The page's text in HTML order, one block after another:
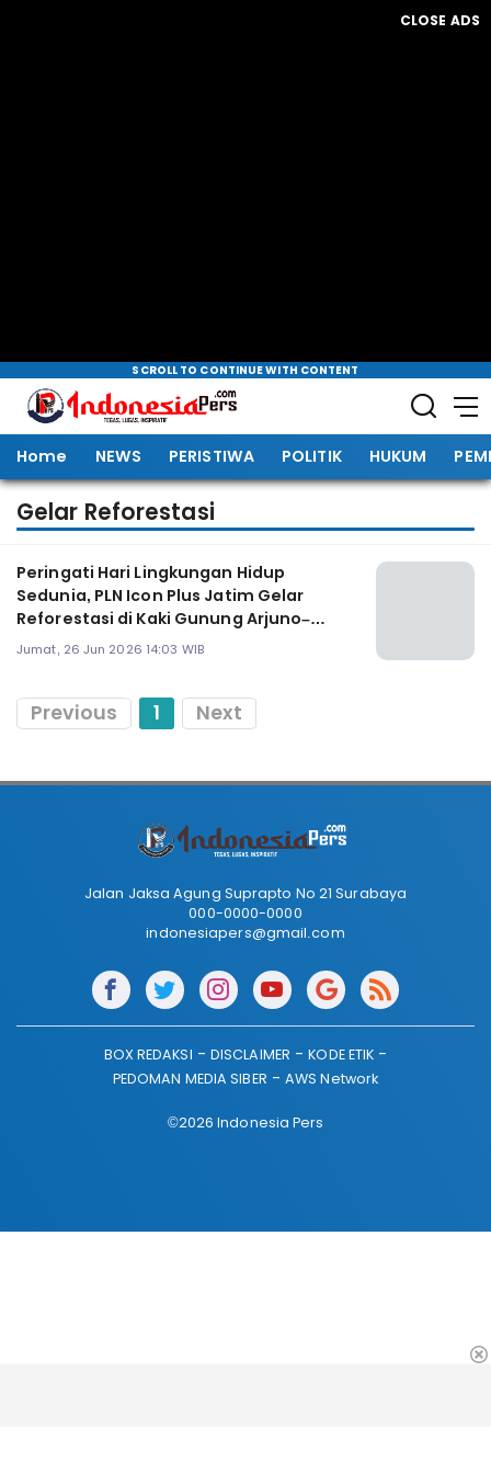
CLOSE ADS
SCROLL TO CONTINUE WITH CONTENT
Home NEWS PERISTIWA POLITIK HUKUM
Gelar Reforestasi
Peringati Hari Lingkungan Hidup
Sedunia, PLN Icon Plus Jatim Gelar
Reforestasi di Kaki Gunung Arjuno–
Welirang
Jumat, 26 Jun 2026 14:03 WIB
Previous 1 Next
Jalan Jaksa Agung Suprapto No 21 Surabaya
000-0000-0000
indonesiapers@gmail.com
BOX REDAKSI DISCLAIMER
KODE ETIK
PEDOMAN MEDIA SIBER
AWS Network
©2026 Indonesia Pers